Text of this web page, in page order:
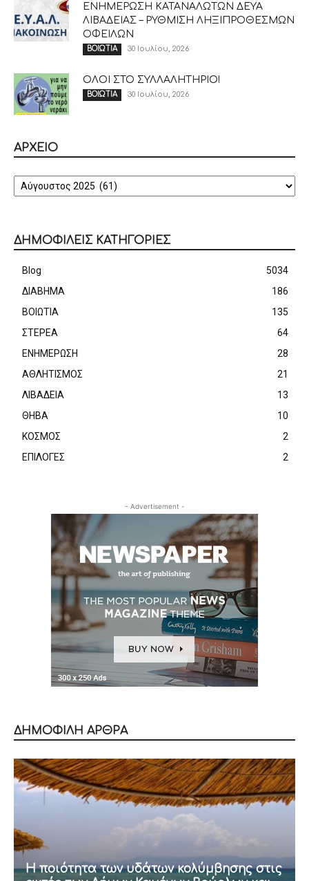
ΕΝΗΜΕΡΩΣΗ ΚΑΤΑΝΑΛΩΤΩΝ ΔΕΥΑ
ΛΙΒΑΔΕΙΑΣ – ΡΥΘΜΙΣΗ ΛΗΞΙΠΡΟΘΕΣΜΩΝ
ΟΦΕΙΛΩΝ
ΒΟΙΩΤΙΑ 30 Ιουλίου, 2026
ΟΛΟΙ ΣΤΟ ΣΥΛΛΑΛΗΤΗΡΙΟ!
ΒΟΙΩΤΙΑ 30 Ιουλίου, 2026
ΑΡΧΕΙΟ
ΑΡΧΕΙΟ
ΔΗΜΟΦΙΛΕΙΣ ΚΑΤΗΓΟΡΙΕΣ
Blog
5034
ΔΙΑΒΗΜΑ
186
ΒΟΙΩΤΙΑ
135
ΣΤΕΡΕΑ
64
ΕΝΗΜΕΡΩΣΗ
28
ΑΘΛΗΤΙΣΜΟΣ
21
ΛΙΒΑΔΕΙΑ
13
ΘΗΒΑ
10
ΚΟΣΜΟΣ
2
ΕΠΙΛΟΓΕΣ
2
- Advertisement -
ΔΗΜΟΦΙΛΗ ΑΡΘΡΑ
Η ποιότητα των υδάτων κολύμβησης στις